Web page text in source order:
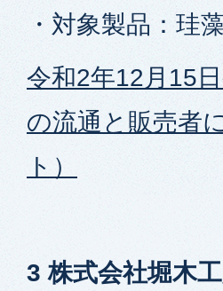
・対象製品：珪
令和2年12月15
の流通と販売者
ト）
3 株式会社堀木